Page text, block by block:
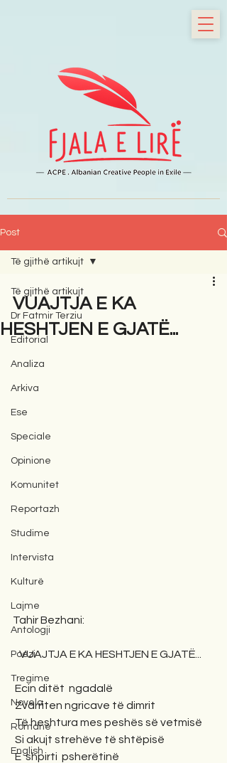
Post
Të gjithë artikujt
Dr Fatmir Terziu
Editorial
Analiza
Arkiva
Ese
Speciale
Opinione
Komunitet
Reportazh
Studime
Intervista
Kulturë
Lajme
Antologji
Poezi
Tregime
Novela
Romane
English
Të gjithë artikujt
VUAJTJA E KA
HESHTJEN E GJATË...
Tahir Bezhani:
VUAJTJA E KA HESHTJEN E GJATË...
Ecin ditët  ngadalë
Zvarriten ngricave të dimrit
Të heshtura mes peshës së vetmisë
Si akujt strehëve të shtëpisë
E  shpirti  psherëtinë